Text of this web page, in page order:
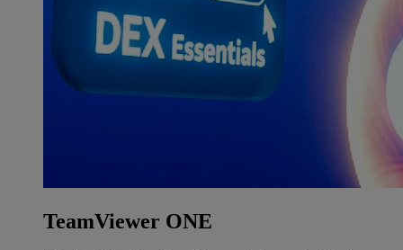
TeamViewer ONE